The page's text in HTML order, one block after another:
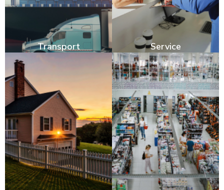
Transport Service